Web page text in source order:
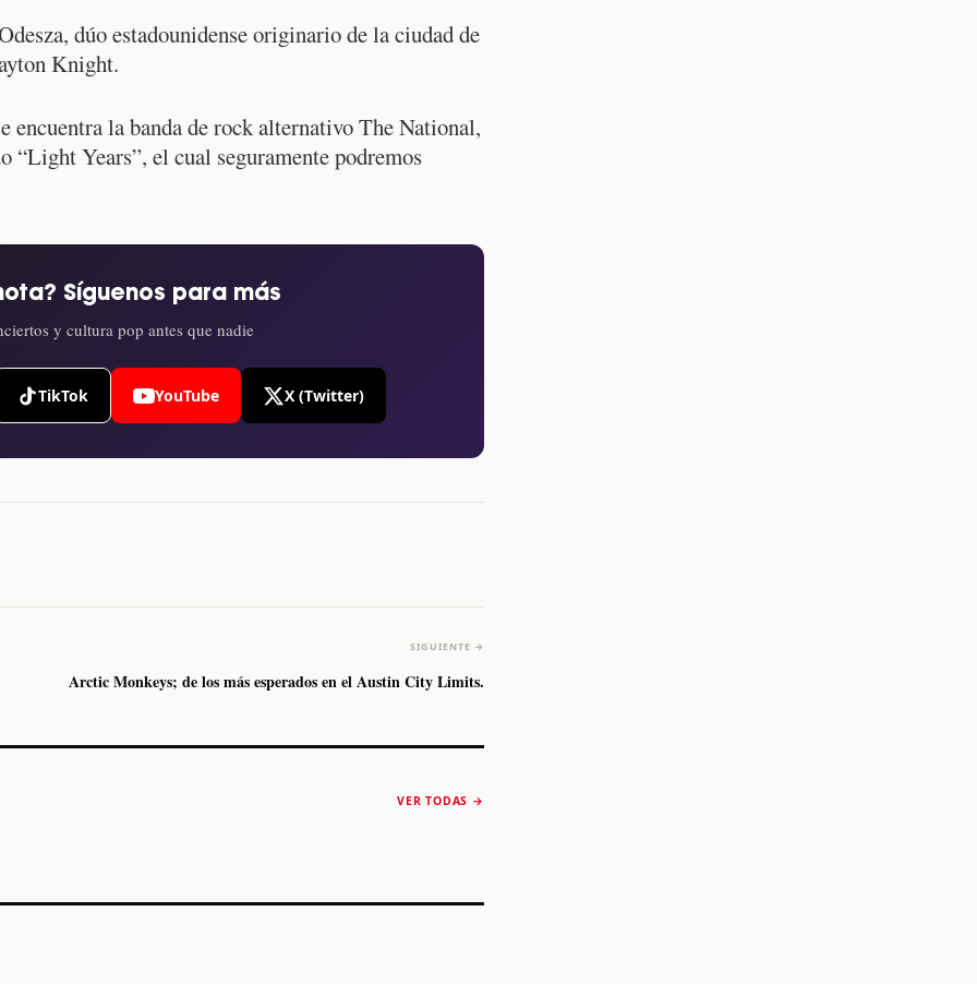
dúo estadounidense originario de la ciudad de
Knight.
encuentra la banda de rock alternativo The National,
“Light Years”, el cual seguramente podremos
Síguenos para más
y cultura pop antes que nadie
TikTok YouTube X (Twitter)
SIGUIENTE →
Arctic Monkeys; de los más esperados en el Austin City Limits.
VER TODAS →